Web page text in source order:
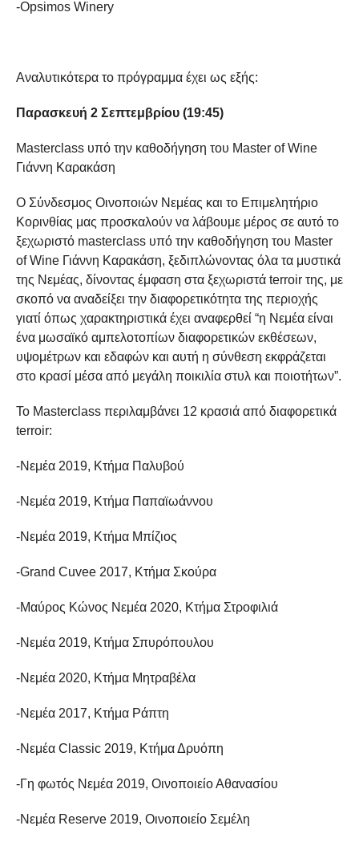
-Opsimos Winery
Αναλυτικότερα το πρόγραμμα έχει ως εξής:
Παρασκευή 2 Σεπτεμβρίου (19:45)
Masterclass υπό την καθοδήγηση του Master of Wine
Γιάννη Καρακάση
Ο Σύνδεσμος Οινοποιών Νεμέας και το Επιμελητήριο
Κορινθίας μας προσκαλούν να λάβουμε μέρος σε αυτό το
ξεχωριστό masterclass υπό την καθοδήγηση του Master
of Wine Γιάννη Καρακάση, ξεδιπλώνοντας όλα τα μυστικά
της Νεμέας, δίνοντας έμφαση στα ξεχωριστά terroir της, με
σκοπό να αναδείξει την διαφορετικότητα της περιοχής
γιατί όπως χαρακτηριστικά έχει αναφερθεί “η Νεμέα είναι
ένα μωσαϊκό αμπελοτοπίων διαφορετικών εκθέσεων,
υψομέτρων και εδαφών και αυτή η σύνθεση εκφράζεται
στο κρασί μέσα από μεγάλη ποικιλία στυλ και ποιοτήτων”.
Το Masterclass περιλαμβάνει 12 κρασιά από διαφορετικά
terroir:
-Νεμέα 2019, Κτήμα Παλυβού
-Nεμέα 2019, Κτήμα Παπαϊωάννου
-Νεμέα 2019, Κτήμα Μπίζιος
-Grand Cuvee 2017, Κτήμα Σκούρα
-Μαύρος Κώνος Νεμέα 2020, Κτήμα Στροφιλιά
-Νεμέα 2019, Κτήμα Σπυρόπουλου
-Νεμέα 2020, Κτήμα Μητραβέλα
-Νεμέα 2017, Κτήμα Ράπτη
-Νεμέα Classic 2019, Κτήμα Δρυόπη
-Γη φωτός Νεμέα 2019, Οινοποιείο Αθανασίου
-Νεμέα Reserve 2019, Οινοποιείο Σεμέλη